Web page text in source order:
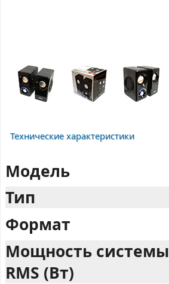
Технические характеристики
Модель
Тип
Формат
Мощность системы
RMS (Вт)